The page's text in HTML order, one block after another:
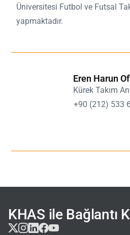
Üniversitesi Futbol ve Futsal
yapmaktadır.
Eren Harun
Kürek Takım
+90 (212) 533
KHAS ile Bağlantı